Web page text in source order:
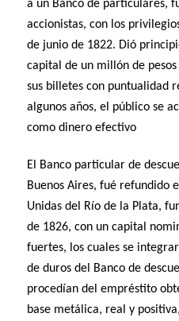
a un Banco de particulares,
accionistas, con los
de junio de 1822. Dió
capital de un millón de
sus billetes con puntualidad
algunos años, el público se
como dinero efectivo
El Banco particular de
Buenos Aires, fué refundido
Unidas del Río de la Plata,
de 1826, con un capital
fuertes, los cuales se
de duros del Banco de
procedían del empréstito
base metálica, real y